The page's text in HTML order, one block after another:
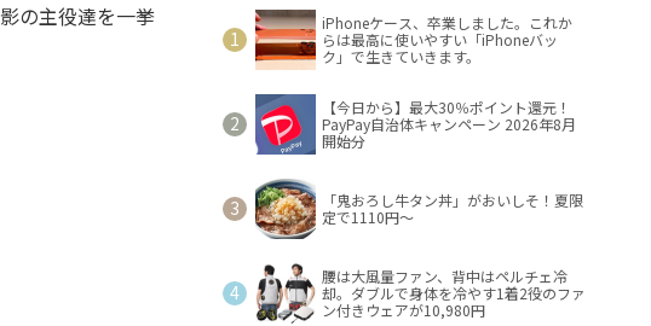
の主役達を一挙
iPhoneケース、卒業しました。これか
らは最高に使いやすい「iPhoneバッ
ク」で生きていきます。
【今日から】最大30％ポイント還元！
PayPay自治体キャンペーン 2026年8月
開始分
「鬼おろし牛タン丼」がおいしそ！夏限
定で1110円～
腰は大風量ファン、背中はペルチェ冷
却。ダブルで身体を冷やす1着2役のファ
ン付きウェアが10,980円